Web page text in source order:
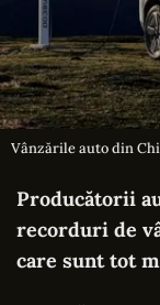
Vânzările auto din
Producătorii
recorduri de
care sunt tot